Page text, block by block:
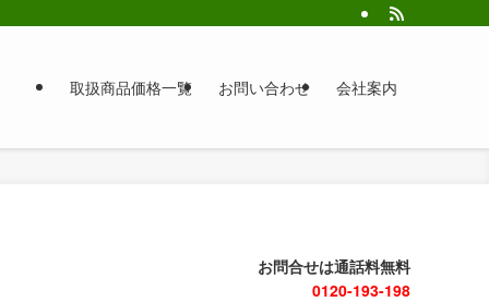
取扱商品価格一覧 お問い合わせ 会社案内
お問合せは通話料無料
0120-193-198